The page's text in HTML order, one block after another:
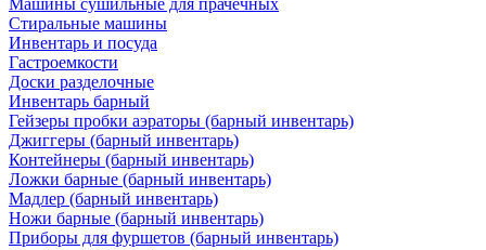
Машины сушильные для прачечных
Стиральные машины
Инвентарь и посуда
Гастроемкости
Доски разделочные
Инвентарь барный
Гейзеры пробки аэраторы (барный инвентарь)
Джиггеры (барный инвентарь)
Контейнеры (барный инвентарь)
Ложки барные (барный инвентарь)
Мадлер (барный инвентарь)
Ножи барные (барный инвентарь)
Приборы для фуршетов (барный инвентарь)